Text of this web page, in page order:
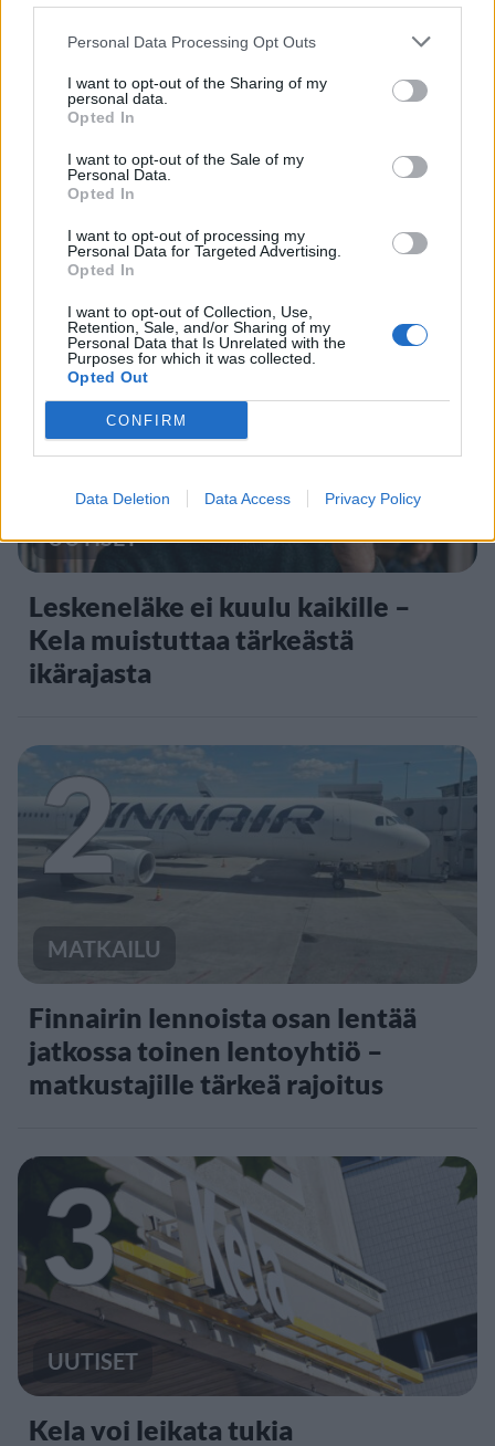
Personal Data Processing Opt Outs
I want to opt-out of the Sharing of my
personal data.
Opted In
I want to opt-out of the Sale of my
Personal Data.
Opted In
I want to opt-out of processing my
Personal Data for Targeted Advertising.
Opted In
I want to opt-out of Collection, Use,
Retention, Sale, and/or Sharing of my
Personal Data that Is Unrelated with the
Purposes for which it was collected.
Opted Out
CONFIRM
Data Deletion Data Access Privacy Policy
1
UUTISET
Leskeneläke ei kuulu kaikille –
Kela muistuttaa tärkeästä
ikärajasta
2
MATKAILU
Finnairin lennoista osan lentää
jatkossa toinen lentoyhtiö –
matkustajille tärkeä rajoitus
3
UUTISET
Kela voi leikata tukia